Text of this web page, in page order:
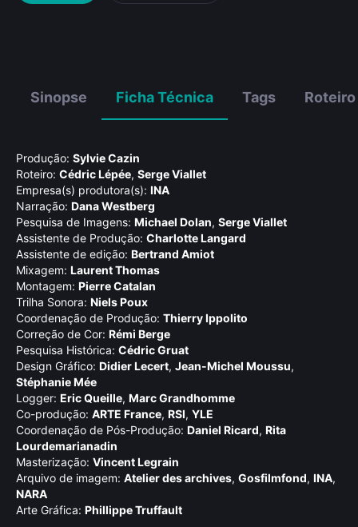
Sinopse Ficha Técnica Tags Roteiro
Produção: Sylvie Cazin
Roteiro: Cédric Lépée, Serge Viallet
Empresa(s) produtora(s): INA
Narração: Dana Westberg
Pesquisa de Imagens: Michael Dolan, Serge Viallet
Assistente de Produção: Charlotte Langard
Assistente de edição: Bertrand Amiot
Mixagem: Laurent Thomas
Montagem: Pierre Catalan
Trilha Sonora: Niels Poux
Coordenação de Produção: Thierry Ippolito
Correção de Cor: Rémi Berge
Pesquisa Histórica: Cédric Gruat
Design Gráfico: Didier Lecert, Jean-Michel Moussu,
Stéphanie Mée
Logger: Eric Queille, Marc Grandhomme
Co-produção: ARTE France, RSI, YLE
Coordenação de Pós-Produção: Daniel Ricard, Rita
Lourdemarianadin
Masterização: Vincent Legrain
Arquivo de imagem: Atelier des archives, Gosfilmfond, INA,
NARA
Arte Gráfica: Phillippe Truffault